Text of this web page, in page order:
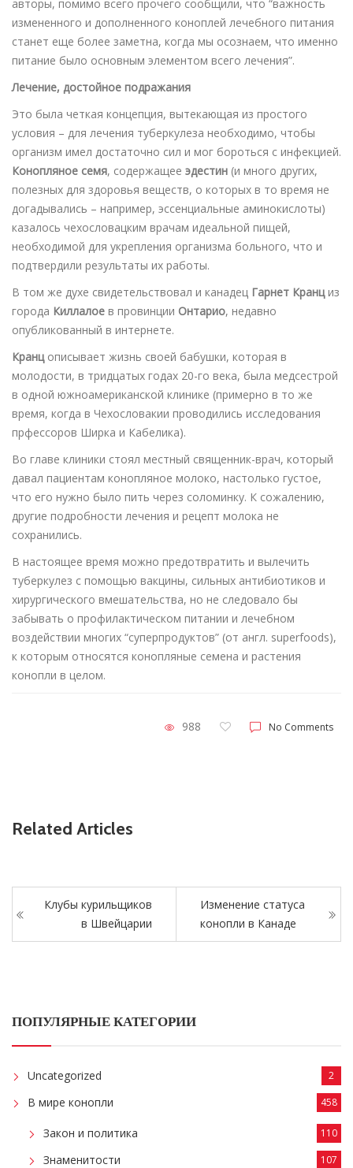
авторы, помимо всего прочего сообщили, что “важность
измененного и дополненного коноплей лечебного питания
станет еще более заметна, когда мы осознаем, что именно
питание было основным элементом всего лечения”.
Лечение, достойное подражания
Это была четкая концепция, вытекающая из простого
условия – для лечения туберкулеза необходимо, чтобы
организм имел достаточно сил и мог бороться с инфекцией.
Конопляное семя, содержащее эдестин (и много других,
полезных для здоровья веществ, о которых в то время не
догадывались – например, эссенциальные аминокислоты)
казалось чехословацким врачам идеальной пищей,
необходимой для укрепления организма больного, что и
подтвердили результаты их работы.
В том же духе свидетельствовал и канадец Гарнет Кранциз
города Киллалое в провинции Онтарио, недавно
опубликованный в интернете.
Кранцописывает жизнь своей бабушки, которая в
молодости, в тридцатых годах 20-го века, была медсестрой
в одной южноамериканской клинике (примерно в то же
время, когда в Чехословакии проводились исследования
прфессоров Ширка и Кабелика).
Во главе клиники стоял местный священник-врач, который
давал пациентам конопляное молоко, настолько густое,
что его нужно было пить через соломинку. К сожалению,
другие подробности лечения и рецепт молока не
сохранились.
В настоящее время можно предотвратить и вылечить
туберкулез с помощью вакцины, сильных антибиотиков и
хирургического вмешательства, но не следовало бы
забывать о профилактическом питании и лечебном
воздействии многих “суперпродуктов” (от англ. superfoods),
к которым относятся конопляные семена и растения
конопли в целом.
988 No Comments
Related Articles
Клубы курильщиков
в Швейцарии
Изменение статуса
конопли в Канаде
ПОПУЛЯРНЫЕ КАТЕГОРИИ
Uncategorized 2
В мире конопли 458
Закон и политика 110
Знаменитости 107